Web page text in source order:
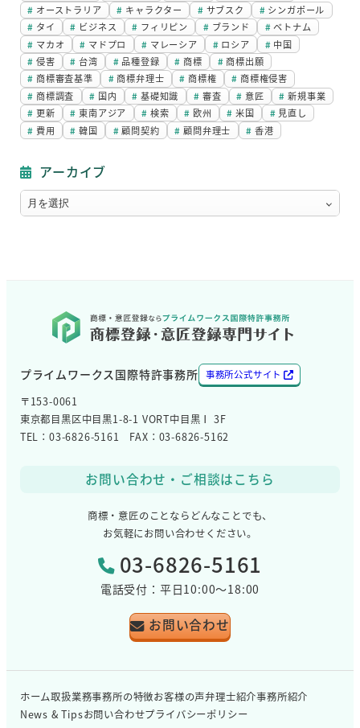
オーストラリア
キャラクター サブスク
シンガポール
タイ
ビジネス フィリピン ブランド
ベトナム
マカオ
マドプロ マレーシア ロシア
中国
侵害
台湾 品種登録 商標
商標出願
商標審査基準
商標弁理士 商標権
商標権侵害
商標調査
国内 基礎知識 審査 意匠
新規事業
更新
東南アジア 検索 欧州 米国
見直し
費用
韓国 顧問契約 顧問弁理士 香港
アーカイブ
ア
ー
プライムワークス国際特許事務所 事務所公式サイト
〒153-0061
東京都目黒区中目黒1-8-1 VORT中目黒Ⅰ 3F
TEL：03-6826-5161 FAX：03-6826-5162
お問い合わせ・ご相談はこちら
商標・意匠のことならどんなことでも、
お気軽にお問い合わせください。
03-6826-5161
電話受付：平日10:00～18:00
お問い合わせ
ホーム取扱業務事務所の特徴お客様の声弁理士紹介事務所紹介
News & Tipsお問い合わせプライバシーポリシー